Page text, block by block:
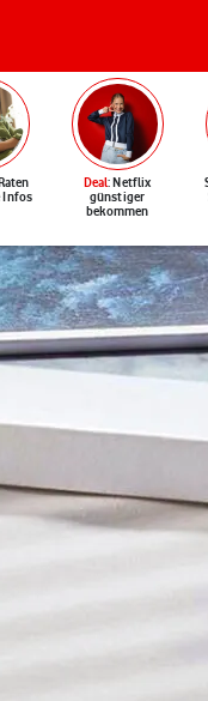
Infos
Deal: Netflix
günstiger
bekommen